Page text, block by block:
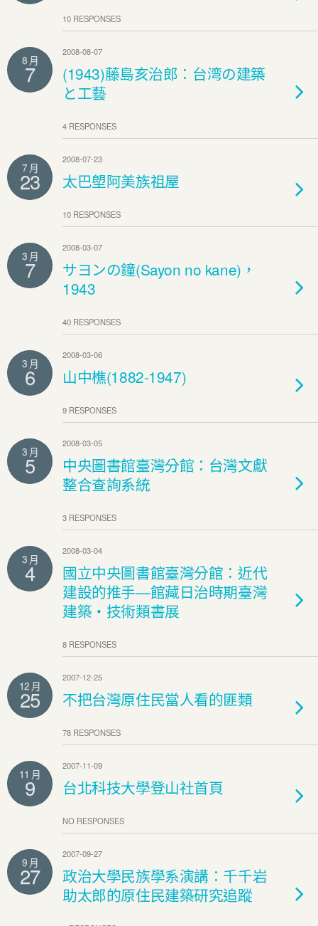
10 RESPONSES
8 月
7
2008-08-07
(1943)藤島亥治郎：台湾の建築
と工藝
4 RESPONSES
7 月
23
2008-07-23
太巴塱阿美族祖屋
10 RESPONSES
3 月
7
2008-03-07
サヨンの鐘(Sayon no kane)，
1943
40 RESPONSES
3 月
6
2008-03-06
山中樵(1882-1947)
9 RESPONSES
3 月
5
2008-03-05
中央圖書館臺灣分館：台灣文獻
整合查詢系統
3 RESPONSES
3 月
4
2008-03-04
國立中央圖書館臺灣分館：近代
建設的推手—館藏日治時期臺灣
建築‧技術類書展
8 RESPONSES
12 月
25
2007-12-25
不把台灣原住民當人看的匪類
78 RESPONSES
11 月
9
2007-11-09
台北科技大學登山社首頁
NO RESPONSES
9 月
27
2007-09-27
政治大學民族學系演講：千千岩
助太郎的原住民建築研究追蹤